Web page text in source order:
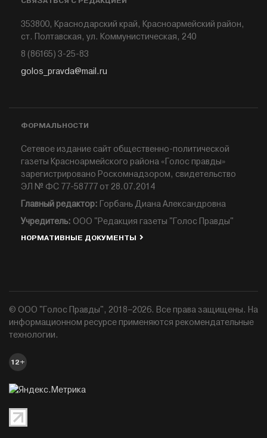
353800, Краснодарский край, Красноармейский район,
ст. Полтавская, ул. Коммунистическая, 240
8 (86165) 3-25-83
golos_pravda@mail.ru
ФОРМАЛЬНОСТИ
Сетевое издание сайт общественно-политической
газеты Красноармейского района «Голос правды»
зарегистрировано Роскомнадзором, свидетельство
ЭЛ № ФС 77-58777 от 28.07.2014
Главный редактор: Горбань Диана Александровна
Учредитель: ООО "Редакция газеты "Голос Правды"
НОРМАТИВНЫЕ ДОКУМЕНТЫ
© ООО "Голос Правды", 2018–2026. Все права защищены. На
информационном ресурсе применяются рекомендательные
технологии.
12+